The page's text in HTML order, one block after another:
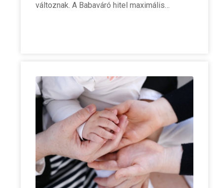
változnak. A Babaváró hitel maximális…